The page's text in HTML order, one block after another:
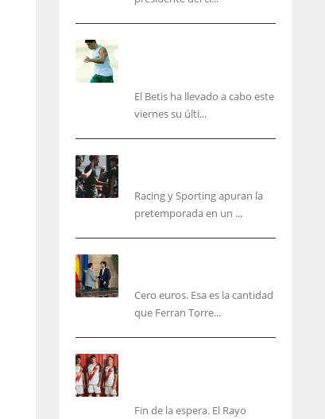
El Betis ha llevado a cabo este
viernes su últi...
Racing y Sporting apuran la
pretemporada en un ...
Cero euros. Esa es la cantidad
que Ferran Torre...
Fin de la espera. El Rayo